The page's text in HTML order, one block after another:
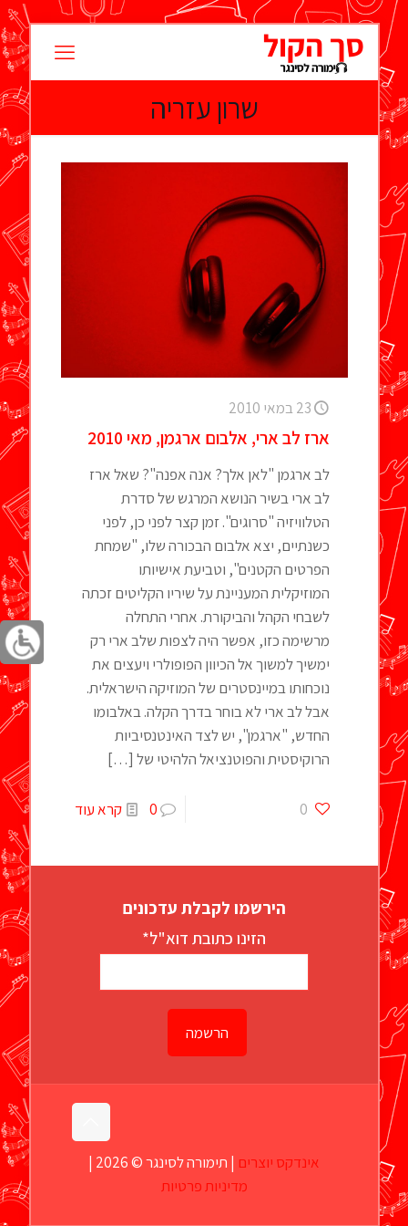
שרון עזריה
23 במאי 2010
ארז לב ארי, אלבום ארגמן, מאי 2010
לב ארגמן "לאן אלך? אנה אפנה"? שאל ארז
לב ארי בשיר הנושא המרגש של סדרת
הטלוויזיה "סרוגים". זמן קצר לפני כן, לפני
כשנתיים, יצא אלבום הבכורה שלו, "שמחת
הפרטים הקטנים", וטביעת אישיותו
המוזיקלית המעניינת על שיריו הקליטים זכתה
לשבחי הקהל והביקורת. אחרי התחלה
מרשימה כזו, אפשר היה לצפות שלב ארי רק
ימשיך למשוך אל הכיוון הפופולרי ויעצים את
נוכחותו במיינסטרים של המוזיקה הישראלית.
אבל לב ארי לא בוחר בדרך הקלה. באלבומו
החדש, "ארגמן", יש לצד האינטנסיביות
הרוקיסטית והפוטנציאל הלהיטי של […]
0
0 קרא עוד
הירשמו לקבלת עדכונים
הזינו כתובת דוא"ל*
אינדקס יוצרים | תימורה לסינגר © 2026 |
מדיניות פרטיות